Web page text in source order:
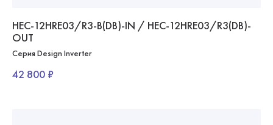
HEC-12HRE03/R3-B(DB)-IN / HEC-12HRE03/R3(DB)-
OUT
Серия Design Inverter
42 800 ₽